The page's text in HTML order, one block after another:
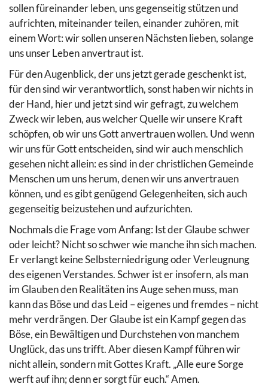
sollen füreinander leben, uns gegenseitig stützen und
aufrichten, miteinander teilen, einander zuhören, mit
einem Wort: wir sollen unseren Nächsten lieben, solange
uns unser Leben anvertraut ist.
Für den Augenblick, der uns jetzt gerade geschenkt ist,
für den sind wir verantwortlich, sonst haben wir nichts in
der Hand, hier und jetzt sind wir gefragt, zu welchem
Zweck wir leben, aus welcher Quelle wir unsere Kraft
schöpfen, ob wir uns Gott anvertrauen wollen. Und wenn
wir uns für Gott entscheiden, sind wir auch menschlich
gesehen nicht allein: es sind in der christlichen Gemeinde
Menschen um uns herum, denen wir uns anvertrauen
können, und es gibt genügend Gelegenheiten, sich auch
gegenseitig beizustehen und aufzurichten.
Nochmals die Frage vom Anfang: Ist der Glaube schwer
oder leicht? Nicht so schwer wie manche ihn sich machen.
Er verlangt keine Selbsterniedrigung oder Verleugnung
des eigenen Verstandes. Schwer ist er insofern, als man
im Glauben den Realitäten ins Auge sehen muss, man
kann das Böse und das Leid – eigenes und fremdes – nicht
mehr verdrängen. Der Glaube ist ein Kampf gegen das
Böse, ein Bewältigen und Durchstehen von manchem
Unglück, das uns trifft. Aber diesen Kampf führen wir
nicht allein, sondern mit Gottes Kraft. „Alle eure Sorge
werft auf ihn; denn er sorgt für euch.“ Amen.